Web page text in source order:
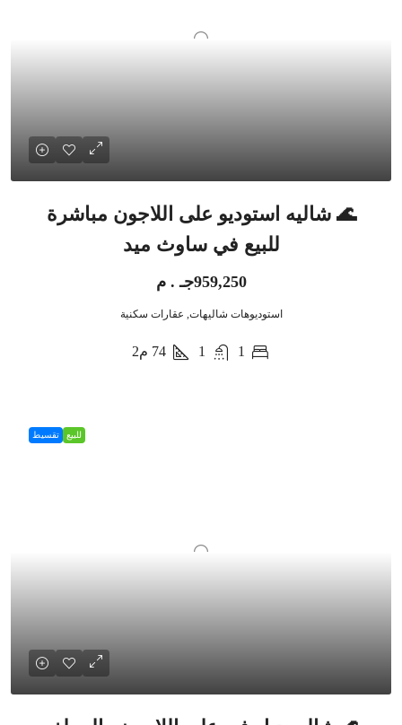
🌊 شاليه استوديو على اللاجون مباشرة
للبيع في ساوث ميد
959,250جـ . م
استوديوهات شاليهات, عقارات سكنية
1
1
74 م2
للبيع تقسيط